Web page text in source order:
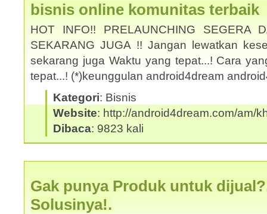
bisnis online komunitas terbaik
HOT INFO!! PRELAUNCHING SEGERA
SEKARANG JUGA !! Jangan lewatkan
sekarang juga Waktu yang tepat...! Cara
tepat...! (*)keunggulan android4dream
Kategori: Bisnis
Website: http://android4dream.com/am/
Dibaca: 9823 kali
Gak punya Produk untuk
Solusinya!.